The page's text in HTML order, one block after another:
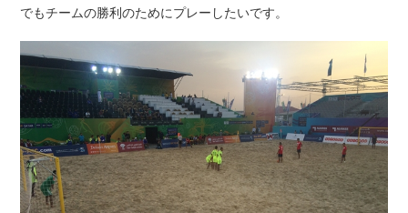
でもチームの勝利のためにプレーしたいです。